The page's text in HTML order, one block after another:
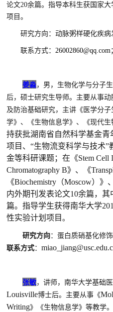
论文20余篇。指导本科生获国家
项目。
研究方向：动脉粥样硬化疾病
联系方式： 26002860@qq.com
姜淼， 男，生物化学与分子
后，硕士研究生导师。主要从事
及防治基础研究，主讲《医学分
学》、《生物信息学》、《现代生
持获批湖南省自然科学基金
项目、“生物流变科学与技术
金等科研课题；在《Stem Cell
Chromatography B》、《
《Biochemistry（Moscow）
内外期刊发表论文10余篇，
篇。指导学生获得南华大学
性实验计划项目。
研究方向：蛋白质硝基化修
联系方式：
张敏，讲师 ，南华大学基础
Louisville博士后。主要从事《M
Writing》《生物信息学》等教学。